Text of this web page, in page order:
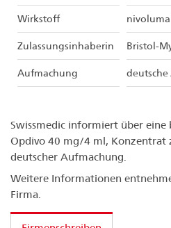
Wirkstoff
Zulassungsinhaberin Bristol-
Aufmachung
Swissmedic informiert über
Opdivo 40 mg/4 ml, Konzentrat
deutscher Aufmachung.
Weitere Informationen
Firma.